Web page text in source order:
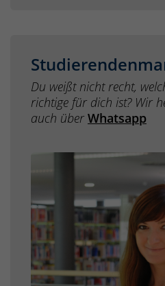
Du weißt nicht recht,
richtige für dich ist? Wir
auch über Whatsapp